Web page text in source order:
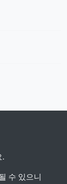
.
수 있으니